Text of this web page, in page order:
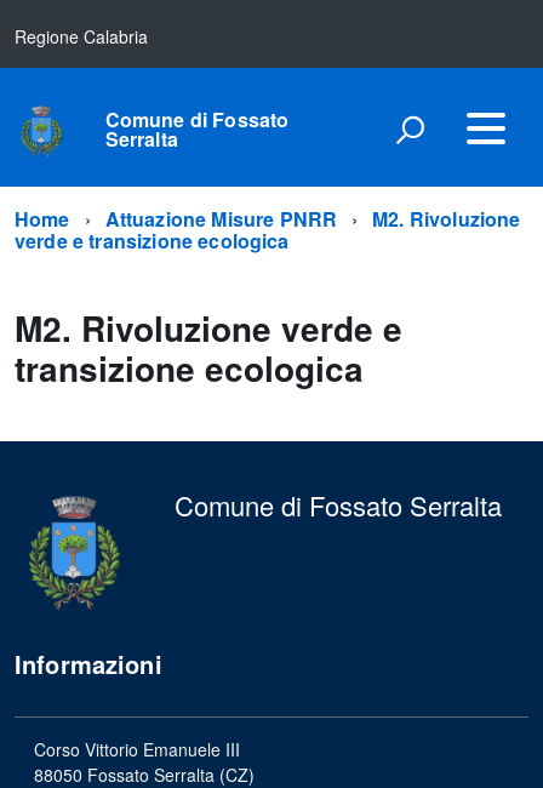
Regione Calabria
Comune di Fossato
Serralta
Home Attuazione Misure PNRR M2. Rivoluzione
verde e transizione ecologica
M2. Rivoluzione verde e
transizione ecologica
Comune di Fossato Serralta
Informazioni
Corso Vittorio Emanuele III
88050 Fossato Serralta (CZ)